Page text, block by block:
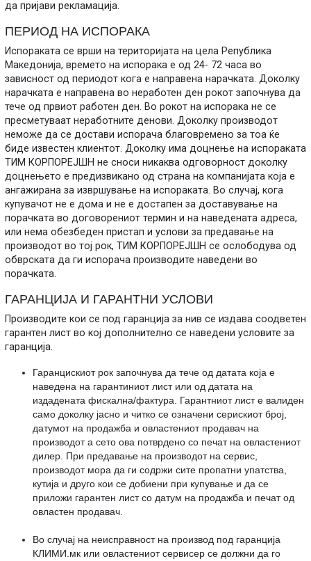
да пријави рекламација.
ПЕРИОД НА ИСПОРАКА
Испораката се врши на територијата на цела Република
Македонија, времето на испорака е од 24- 72 часа во
зависност од периодот кога е направена нарачката. Доколку
нарачката е направена во неработен ден рокот започнува да
тече од првиот работен ден. Во рокот на испорака не се
пресметуваат неработните денови. Доколку производот
неможе да се достави испорача благовремено за тоа ќе
биде известен клиентот. Доколку има доцнење на испораката
ТИМ КОРПОРЕЈШН не сноси никаква одговорност доколку
доцнењето е предизвикано од страна на компанијата која е
ангажирана за извршување на испораката. Во случај, кога
купувачот не е дома и не е достапен за доставување на
порачката во договорениот термин и на наведената адреса,
или нема обезбеден пристап и услови за предавање на
производот во тој рок, ТИМ КОРПОРЕЈШН се ослободува од
обврската да ги испорача производите наведени во
порачката.
ГАРАНЦИЈА И ГАРАНТНИ УСЛОВИ
Производите кои се под гаранција за нив се издава соодветен
гарантен лист во кој дополнително се наведени условите за
гаранција.
Гаранцискиот рок започнува да тече од датата која е
наведена на гарантиниот лист или од датата на
издадената фискална/фактура. Гарантниот лист е валиден
само доколку јасно и читко се означени серискиот број,
датумот на продажба и овластениот продавач на
производот а сето ова потврдено со печат на овластениот
дилер. При предавање на производот на сервис,
производот мора да ги содржи сите пропатни упатства,
кутија и друго кои се добиени при купување и да се
приложи гарантен лист со датум на продажба и печат од
овластен продавач.
Во случај на неисправност на производ под гаранција
КЛИМИ.мк или овластениот сервисер се должни да го